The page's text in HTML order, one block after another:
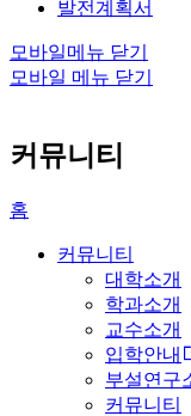
발전계획서
모바일메뉴 닫기
모바일 메뉴 닫기
커뮤니티
홈
커뮤니티
대학소개
학과소개
교수소개
입학안내
부설연구
커뮤니티